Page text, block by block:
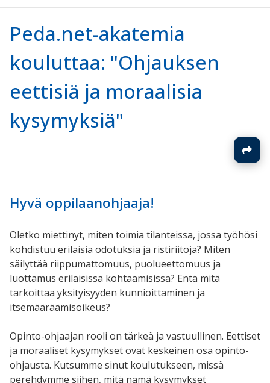
Peda.net-akatemia
kouluttaa: "Ohjauksen
eettisiä ja moraalisia
kysymyksiä"
Hyvä oppilaanohjaaja!
Oletko miettinyt, miten toimia tilanteissa, jossa työhösi
kohdistuu erilaisia odotuksia ja ristiriitoja? Miten
säilyttää riippumattomuus, puolueettomuus ja
luottamus erilaisissa kohtaamisissa? Entä mitä
tarkoittaa yksityisyyden kunnioittaminen ja
itsemääräämisoikeus?
Opinto-ohjaajan rooli on tärkeä ja vastuullinen. Eettiset
ja moraaliset kysymykset ovat keskeinen osa opinto-
ohjausta. Kutsumme sinut koulutukseen, missä
perehdymme siihen, mitä nämä kysymykset